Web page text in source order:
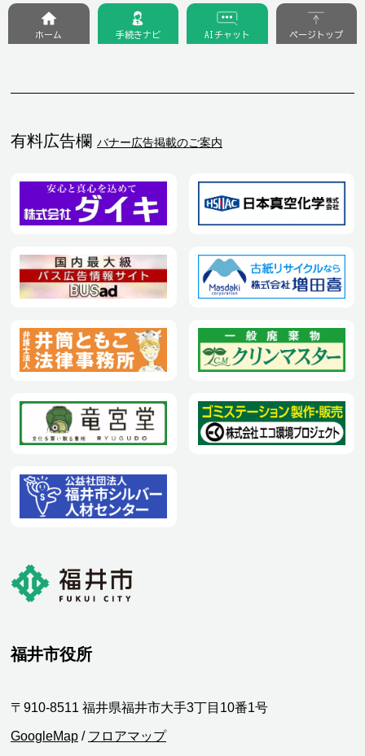
有料広告欄 バナー広告掲載のご案内
ホーム 手続きナビ AIチャット ページトップ
福井市役所
〒910-8511 福井県福井市大手3丁目10番1号
GoogleMap / フロアマップ